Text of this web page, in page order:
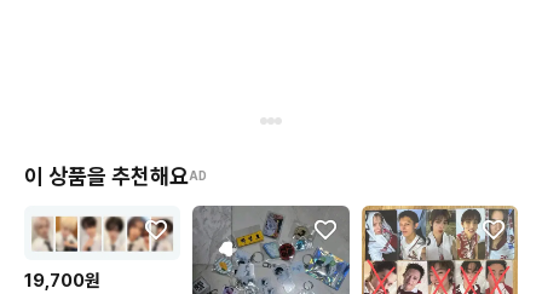
이 상품을 추천해요AD
19,700원